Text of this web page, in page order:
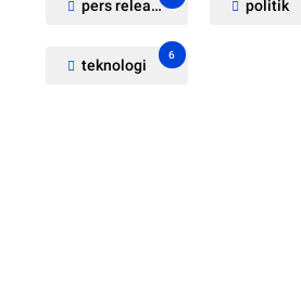
pers release politik
teknologi
6